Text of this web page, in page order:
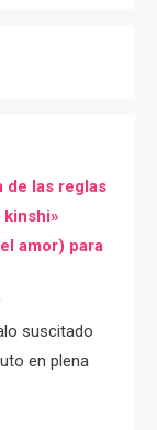
de las reglas
amor) para
suscitado
en plena